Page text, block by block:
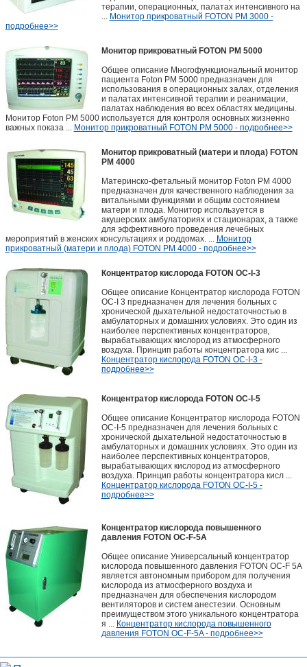
терапии, операционных, палатах интенсивного на
... Монитор прикроватный FOTON РМ 3000 -
подробнее>>
Монитор прикроватный FOTON РМ 5000
Общее описание Многофункциональный монитор
пациента Foton PМ 5000 предназначен для
использования в операционных залах, отделения
и палатах интенсивной терапии и реанимации,
палатах наблюдения во всех областях медицины.
Монитор Foton PМ 5000 используется для контроля основных жизненно
важных показа ... Монитор прикроватный FOTON РМ 5000 - подробнее>>
Монитор прикроватный (матери и плода) FOTON
PM 4000
Материнско-фетальный монитор Foton PM 4000
предназначен для качественного наблюдения за
витальными функциями и общим состоянием
матери и плода. Монитор используется в
акушерских амбулаториях и стационарах, а также
для эффективного проведения лечебных
мероприятий в женских консультациях и роддомах. ... Монитор
прикроватный (матери и плода) FOTON PM 4000 - подробнее>>
Концентратор кислорода FOTON OC-I-3
Общее описание Концентратор кислорода FOTON
OC-I 3 предназначен для лечения больных с
хронической дыхательной недостаточностью в
амбулаторных и домашних условиях. Это один из
наиболее перспективных концентраторов,
вырабатывающих кислород из атмосферного
воздуха. Принцип работы концентратора кис ...
Концентратор кислорода FOTON OC-I-3 -
подробнее>>
Концентратор кислорода FOTON OC-I-5
Общее описание Концентратор кислорода FOTON
OC-I-5 предназначен для лечения больных с
хронической дыхательной недостаточностью в
амбулаторных и домашних условиях. Это один из
наиболее перспективных концентраторов,
вырабатывающих кислород из атмосферного
воздуха. Принцип работы концентратора кисл ...
Концентратор кислорода FOTON OC-I-5 -
подробнее>>
Концентратор кислорода повышенного
давления FOTON OC-F-5A
Общее описание Универсальный концентратор
кислорода повышенного давления FOTON ОС-F 5А
является автономным прибором для получения
кислорода из атмосферного воздуха и
предназначен для обеспечения кислородом
вентиляторов и систем анестезии. Основным
преимуществом этого уникального концентратора
я ... Концентратор кислорода повышенного
давления FOTON OC-F-5A - подробнее>>